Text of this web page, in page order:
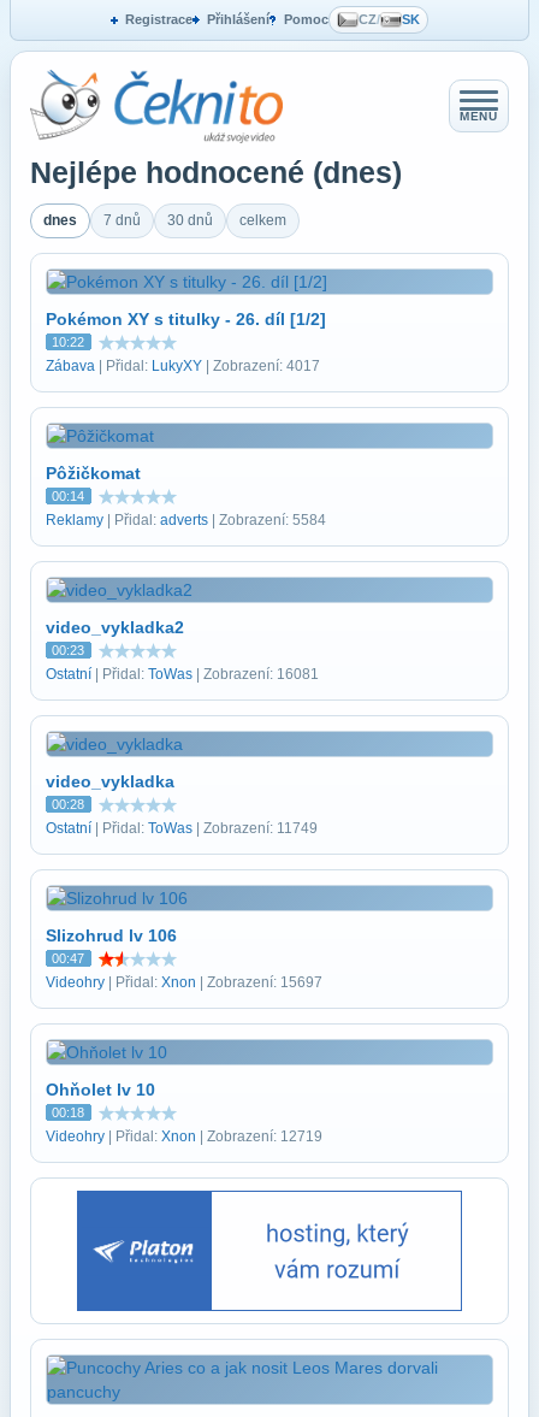
Registrace Přihlášení Pomoc CZ/ SK
MENU
Nejlépe hodnocené (dnes)
dnes 7 dnů 30 dnů celkem
Pokémon XY s titulky - 26. díl [1/2]
10:22
Zábava | Přidal: LukyXY | Zobrazení: 4017
Pôžičkomat
00:14
Reklamy | Přidal: adverts | Zobrazení: 5584
video_vykladka2
00:23
Ostatní | Přidal: ToWas | Zobrazení: 16081
video_vykladka
00:28
Ostatní | Přidal: ToWas | Zobrazení: 11749
Slizohrud lv 106
00:47
Videohry | Přidal: Xnon | Zobrazení: 15697
Ohňolet lv 10
00:18
Videohry | Přidal: Xnon | Zobrazení: 12719